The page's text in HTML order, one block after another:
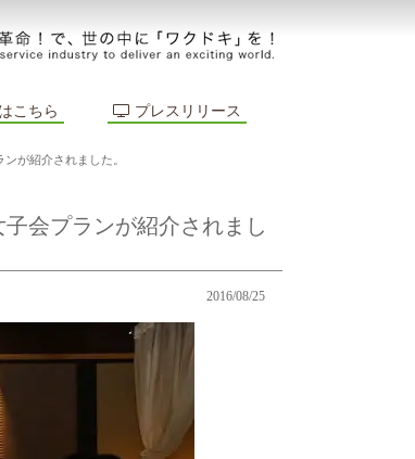
こちら プレスリリース
が紹介されました。
会プランが紹介されまし
2016/08/25